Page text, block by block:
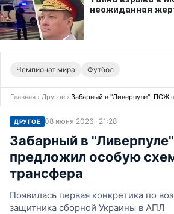
Чемпионат мира Футбол
Главная › Другое › Забарный в "Ливерпуле": ПСЖ
ДРУГОЕ 08 июня 2026 · 21:28
Забарный в
предложил особую
трансфера
Появилась первая конкретика по
защитника сборной Украины в АПЛ